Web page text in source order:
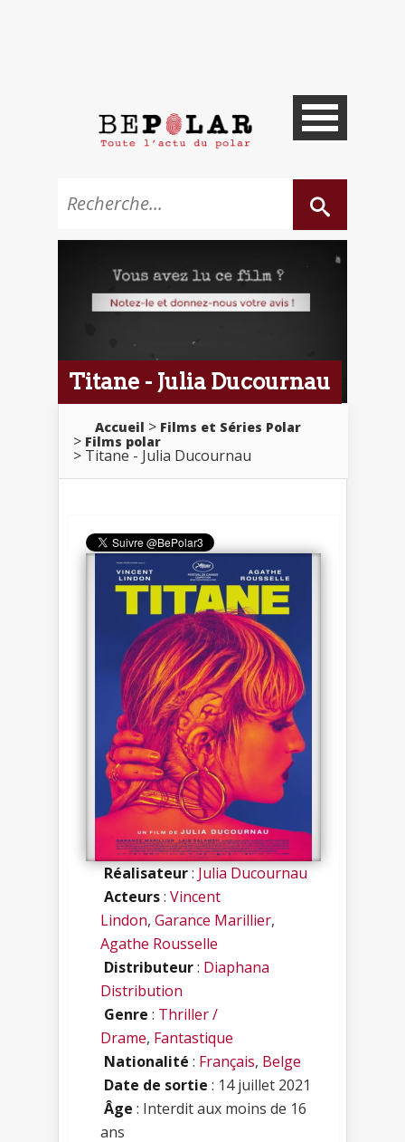
Titane - Julia Ducournau
Accueil
Films et Séries Polar
Films polar
Titane - Julia Ducournau
Réalisateur:Julia Ducournau
Acteurs: Vincent
Lindon, Garance Marillier,
Agathe Rousselle
Distributeur: Diaphana
Distribution
Genre : Thriller /
Drame, Fantastique
Nationalité : Français, Belge
Date de sortie : 14 juillet 2021
Âge : Interdit aux moins de 16
ans